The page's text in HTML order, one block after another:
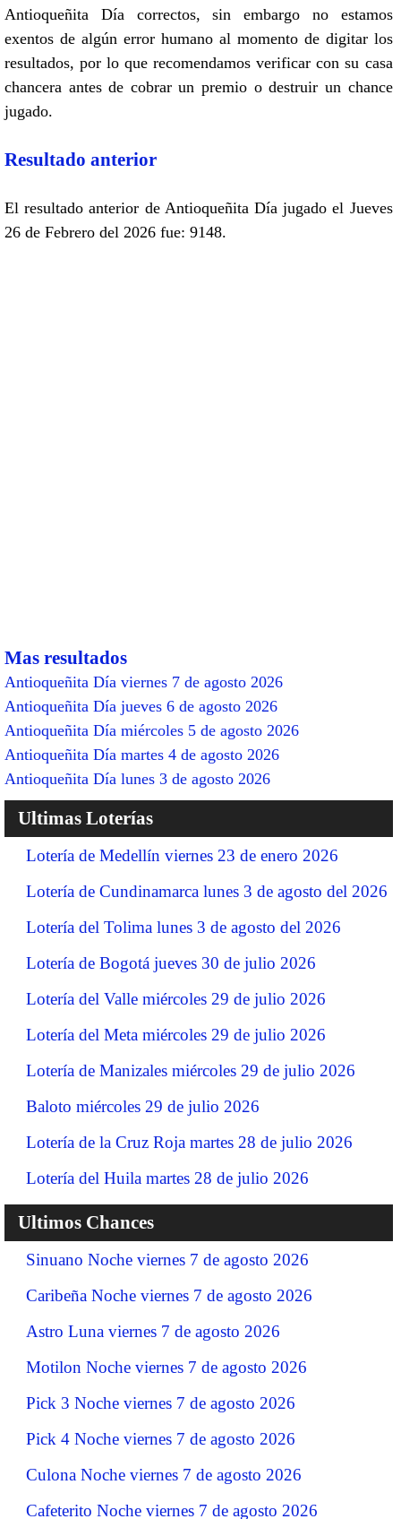
Antioqueñita Día correctos, sin embargo no estamos
exentos de algún error humano al momento de digitar los
resultados, por lo que recomendamos verificar con su casa
chancera antes de cobrar un premio o destruir un chance
jugado.
Resultado anterior
El resultado anterior de Antioqueñita Día jugado el Jueves
26 de Febrero del 2026 fue: 9148.
Mas resultados
Antioqueñita Día viernes 7 de agosto 2026
Antioqueñita Día jueves 6 de agosto 2026
Antioqueñita Día miércoles 5 de agosto 2026
Antioqueñita Día martes 4 de agosto 2026
Antioqueñita Día lunes 3 de agosto 2026
Ultimas Loterías
Lotería de Medellín viernes 23 de enero 2026
Lotería de Cundinamarca lunes 3 de agosto del 2026
Lotería del Tolima lunes 3 de agosto del 2026
Lotería de Bogotá jueves 30 de julio 2026
Lotería del Valle miércoles 29 de julio 2026
Lotería del Meta miércoles 29 de julio 2026
Lotería de Manizales miércoles 29 de julio 2026
Baloto miércoles 29 de julio 2026
Lotería de la Cruz Roja martes 28 de julio 2026
Lotería del Huila martes 28 de julio 2026
Ultimos Chances
Sinuano Noche viernes 7 de agosto 2026
Caribeña Noche viernes 7 de agosto 2026
Astro Luna viernes 7 de agosto 2026
Motilon Noche viernes 7 de agosto 2026
Pick 3 Noche viernes 7 de agosto 2026
Pick 4 Noche viernes 7 de agosto 2026
Culona Noche viernes 7 de agosto 2026
Cafeterito Noche viernes 7 de agosto 2026